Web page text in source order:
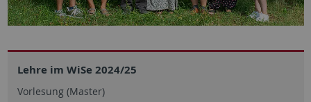
Lehre im WiSe 2024/25
Vorlesung (Master)